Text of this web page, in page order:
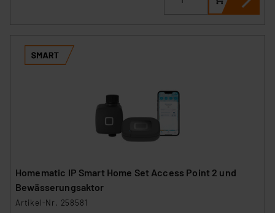
Homematic IP Smart Home Set Access Point 2 und
Bewässerungsaktor
Artikel-Nr. 258581